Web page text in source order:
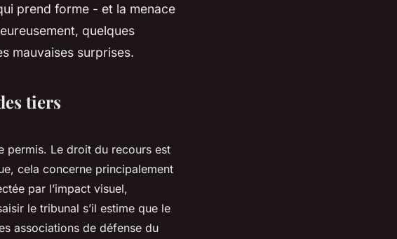
prend forme - et la menace
quelques
mauvaises surprises.
tiers
permis. Le droit du recours est
cela concerne principalement
par l’impact visuel,
le tribunal s’il estime que le
associations de défense du